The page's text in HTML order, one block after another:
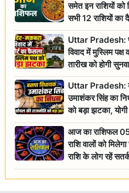
समेत इन राशियों को
सभी 12 राशियों का
Uttar Pradesh:
विवाद में मुस्लिम
तारीख को होगी
Uttar Pradesh:
उमाशंकर सिंह का
को बड़ा झटका,
आज का राशिफल
राशि वालों को
राशि के लोग रहें